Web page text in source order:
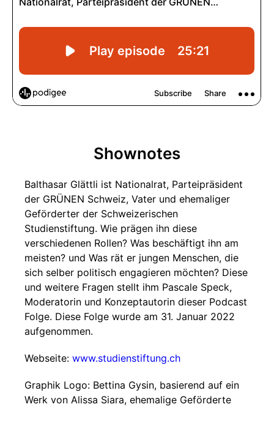
Shownotes
Balthasar Glättli ist Nationalrat, Parteipräsident
der GRÜNEN Schweiz, Vater und ehemaliger
Geförderter der Schweizerischen
Studienstiftung. Wie prägen ihn diese
verschiedenen Rollen? Was beschäftigt ihn am
meisten? und Was rät er jungen Menschen, die
sich selber politisch engagieren möchten? Diese
und weitere Fragen stellt ihm Pascale Speck,
Moderatorin und Konzeptautorin dieser Podcast
Folge. Diese Folge wurde am 31. Januar 2022
aufgenommen.
Webseite: www.studienstiftung.ch
Graphik Logo: Bettina Gysin, basierend auf ein
Werk von Alissa Siara, ehemalige Geförderte